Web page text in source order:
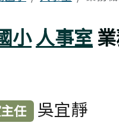
小人事室
任 吳宜靜